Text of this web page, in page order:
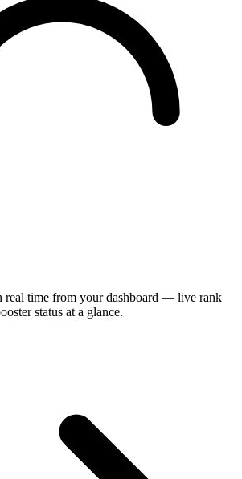
real time from your dashboard — live rank
status at a glance.